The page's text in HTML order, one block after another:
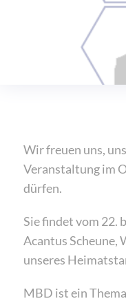
Wir freuen uns,
Veranstaltung im
dürfen.
Sie findet vom 22.
Acantus Scheune,
unseres
MBD ist ein